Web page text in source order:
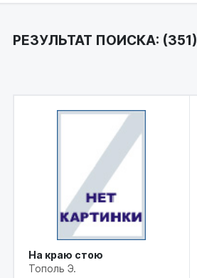
РЕЗУЛЬТАТ ПОИСКА: (351)
На краю стою
Тополь Э.